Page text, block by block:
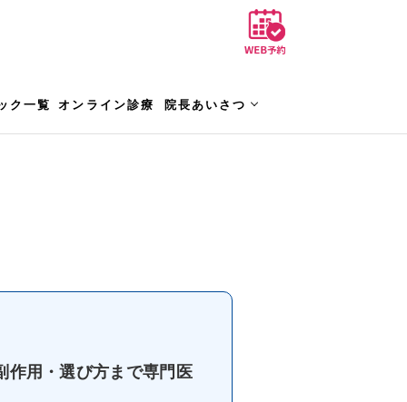
ク一覧 オンライン診療 院長あいさつ
作用・選び方まで専門医